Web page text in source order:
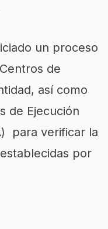
un proceso
de
así como
de Ejecución
para verificar la
por